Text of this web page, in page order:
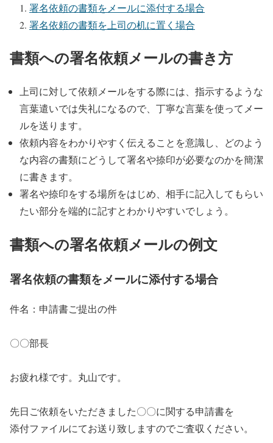
署名依頼の書類をメールに添付する場合
署名依頼の書類を上司の机に置く場合
書類への署名依頼メールの書き方
上司に対して依頼メールをする際には、指示するような
言葉遣いでは失礼になるので、丁寧な言葉を使ってメー
ルを送ります。
依頼内容をわかりやすく伝えることを意識し、どのよう
な内容の書類にどうして署名や捺印が必要なのかを簡潔
に書きます。
署名や捺印をする場所をはじめ、相手に記入してもらい
たい部分を端的に記すとわかりやすいでしょう。
書類への署名依頼メールの例文
署名依頼の書類をメールに添付する場合
件名：申請書ご提出の件
〇〇部長
お疲れ様です。丸山です。
先日ご依頼をいただきました〇〇に関する申請書を
添付ファイルにてお送り致しますのでご査収ください。